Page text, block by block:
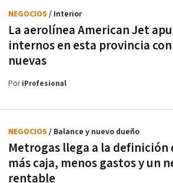
La aerolínea American Jet
internos en esta provincia
nuevas
NEGOCIOS / Interior
PoriProfesional
Metrogas llega a la definición
más caja, menos gastos y un
rentable
NEGOCIOS / Balance y nuevo dueño